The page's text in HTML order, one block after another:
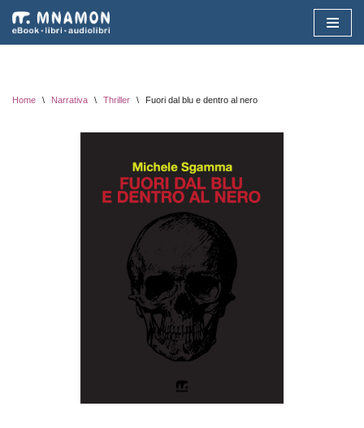
Vai
Home \ Narrativa \ Thriller \ Fuori dal blu e dentro al nero